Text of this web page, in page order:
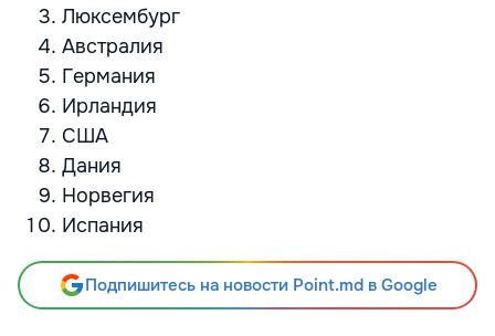
Люксембург
Австралия
Германия
Ирландия
США
Дания
Норвегия
Испания
Подпишитесь на новости Point.md в Google